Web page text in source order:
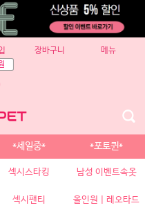
장바구니 메뉴
*세일중* *포토퀸*
섹시스타킹 남성 이벤트속옷
섹시팬티 올인원 | 레오타드